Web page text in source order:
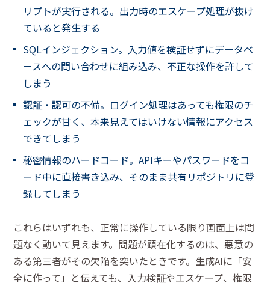
リプトが実行される。出力時のエスケープ処理が抜け
ていると発生する
SQLインジェクション。入力値を検証せずにデータベ
ースへの問い合わせに組み込み、不正な操作を許して
しまう
認証・認可の不備。ログイン処理はあっても権限のチ
ェックが甘く、本来見えてはいけない情報にアクセス
できてしまう
秘密情報のハードコード。APIキーやパスワードをコ
ード中に直接書き込み、そのまま共有リポジトリに登
録してしまう
これらはいずれも、正常に操作している限り画面上は問
題なく動いて見えます。問題が顕在化するのは、悪意の
ある第三者がその欠陥を突いたときです。生成AIに「安
全に作って」と伝えても、入力検証やエスケープ、権限